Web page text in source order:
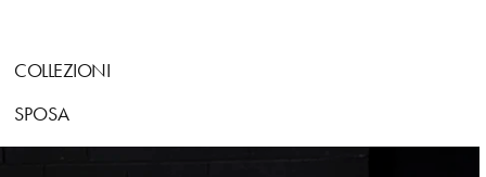
COLLEZIONI
SPOSA